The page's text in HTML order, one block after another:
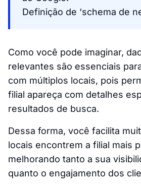
Definição de ‘schema de
Como você pode imaginar,
relevantes são essenciais
com múltiplos locais, pois
filial apareça com detalhes
resultados de busca.
Dessa forma, você facilita
locais encontrem a filial mais
melhorando tanto a sua
quanto o engajamento dos